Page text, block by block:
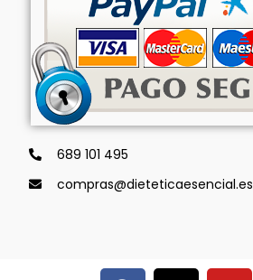
689 101 495
compras@dieteticaesencial.es